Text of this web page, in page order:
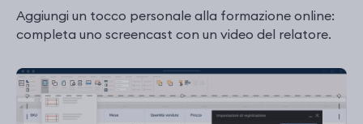
Aggiungi un tocco personale alla formazione online:
completa uno screencast con un video del relatore.